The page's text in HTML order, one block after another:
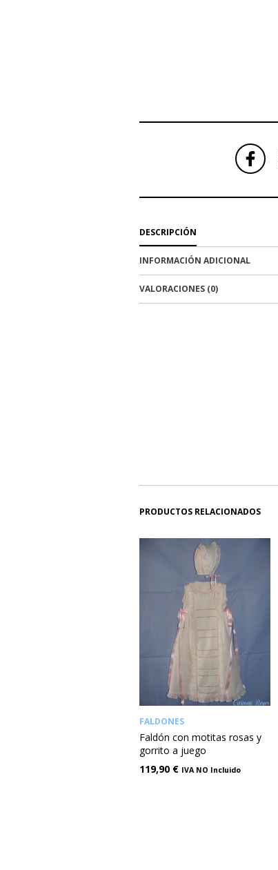
DESCRIPCIÓN
INFORMACIÓN ADICIONAL
VALORACIONES (0)
PRODUCTOS RELACIONADOS
FALDONES
Faldón con motitas rosas y
gorrito a juego
119,90 € IVA NO Incluido